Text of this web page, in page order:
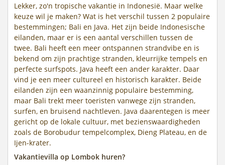
Lekker, zo'n tropische vakantie in Indonesië. Maar welke
keuze wil je maken? Wat is het verschil tussen 2 populaire
bestemmingen; Bali en Java. Het zijn beide Indonesische
eilanden, maar er is een aantal verschillen tussen de
twee. Bali heeft een meer ontspannen strandvibe en is
bekend om zijn prachtige stranden, kleurrijke tempels en
perfecte surfspots. Java heeft een ander karakter. Daar
vind je een meer cultureel en historisch karakter. Beide
eilanden zijn een waanzinnig populaire bestemming,
maar Bali trekt meer toeristen vanwege zijn stranden,
surfen, en bruisend nachtleven. Java daarentegen is meer
gericht op de lokale cultuur, met bezienswaardigheden
zoals de Borobudur tempelcomplex, Dieng Plateau, en de
Ijen-krater.
Vakantievilla op Lombok huren?